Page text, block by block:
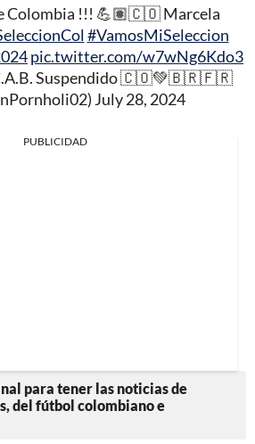
Colombia !!! 💪🏽🇨🇴 Marcela
#VamosMiSeleccion
pic.twitter.com/w7wNg6Kdo3
Suspendido 🇨🇴💚🇧🇷🇫🇷
July 28, 2024
PUBLICIDAD
para tener las noticias de
del fútbol colombiano e